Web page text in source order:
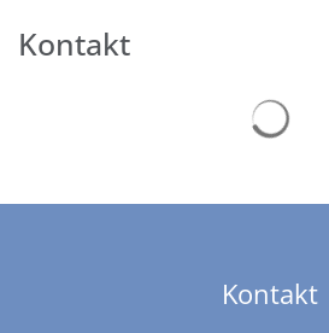
Kontakt
Kontakt